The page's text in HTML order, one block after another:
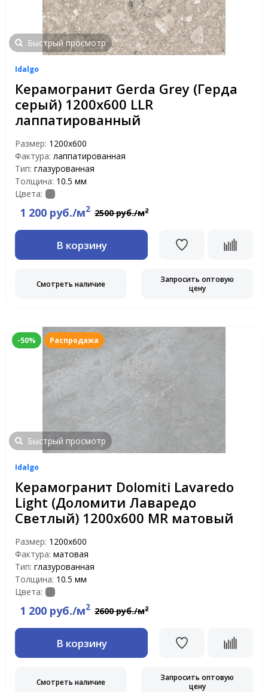
Быстрый просмотр
Idalgo
Керамогранит Gerda Grey (Герда
серый) 1200х600 LLR
лаппатированный
Размер: 1200х600
Фактура: лаппатированная
Тип: глазурованная
Толщина: 10.5 мм
Цвета:
1 200 руб./м2 2500 руб./м2
В корзину
Смотреть наличие
Запросить оптовую
цену
-50% Распродажа
Быстрый просмотр
Idalgo
Керамогранит Dolomiti Lavaredo
Light (Доломити Лаваредо
Светлый) 1200х600 MR матовый
Размер: 1200х600
Фактура: матовая
Тип: глазурованная
Толщина: 10.5 мм
Цвета:
1 200 руб./м2 2600 руб./м2
В корзину
Смотреть наличие
Запросить оптовую
цену